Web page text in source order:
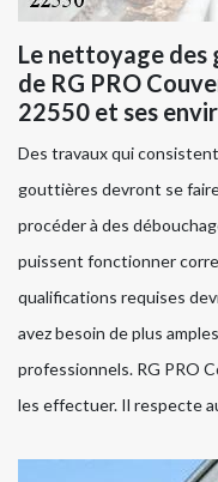
Le nettoyage des
de RG PRO
22550 et ses
Des travaux qui
gouttières devront se
procéder à des
puissent fonctionner
qualifications requises
avez besoin de plus
professionnels. RG PRO
les effectuer. Il respecte